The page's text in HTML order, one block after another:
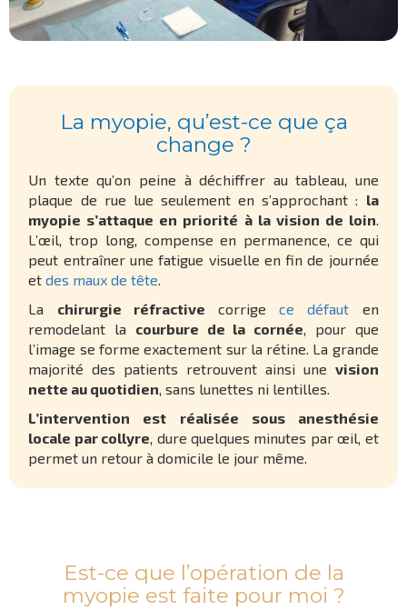
La myopie, qu’est-ce que ça
change ?
Un texte qu’on peine à déchiffrer au tableau, une
plaque de rue lue seulement en s’approchant : la
myopie s’attaque en priorité à la vision de loin.
L’œil, trop long, compense en permanence, ce qui
peut entraîner une fatigue visuelle en fin de journée
etdes maux de tête.
La chirurgie réfractive corrigece défaut en
remodelant la courbure de la cornée, pour que
l’image se forme exactement sur la rétine. La grande
majorité des patients retrouvent ainsi une vision
nette au quotidien, sans lunettes ni lentilles.
L’intervention est réalisée sous anesthésie
locale par collyre, dure quelques minutes par œil, et
permet un retour à domicile le jour même.
Est-ce que l’opération de la
myopie est faite pour moi ?